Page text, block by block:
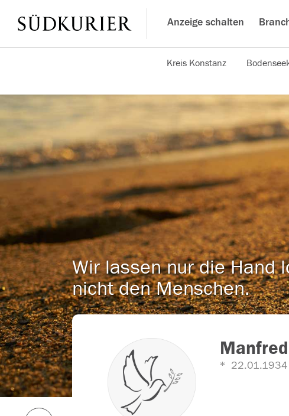
Anzeige schalten
Kreis Konstanz
Wir lassen nur die Hand
nicht den Menschen.
22.01.1934